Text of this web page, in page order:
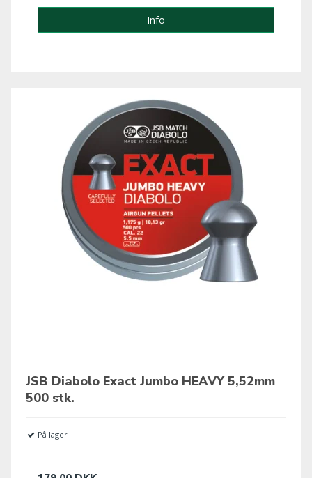
Info
JSB Diabolo Exact Jumbo HEAVY 5,52mm
500 stk.
På lager